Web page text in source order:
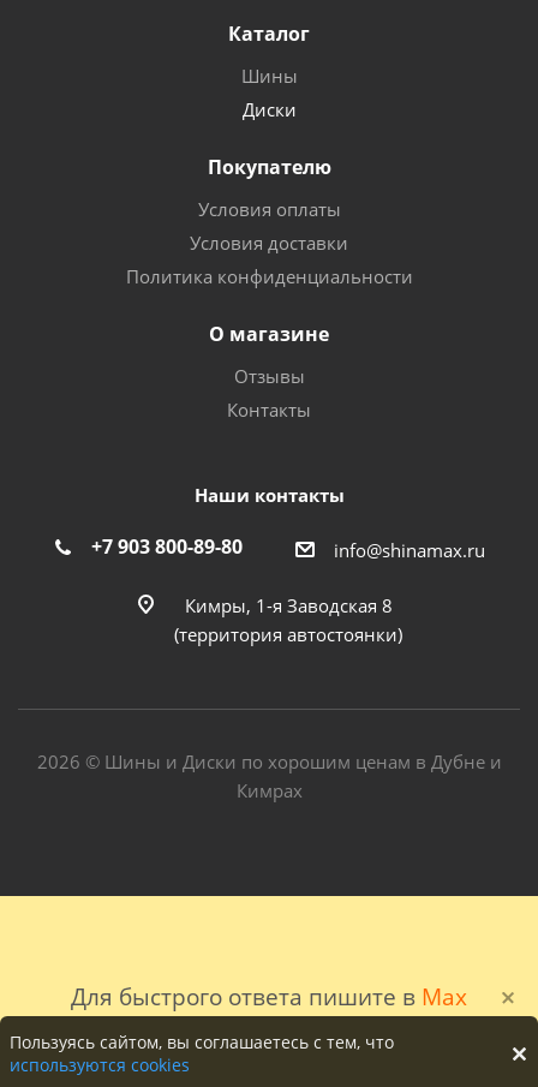
Для быстрого ответа пишите в Max
Каталог
Шины
Диски
Покупателю
Условия оплаты
Условия доставки
Политика конфиденциальности
О магазине
Отзывы
Контакты
Наши контакты
+7 903 800-89-80 info@shinamax.ru
Кимры, 1-я Заводская 8
(территория автостоянки)
2026 © Шины и Диски по хорошим ценам в Дубне и
Кимрах
Пользуясь сайтом, вы соглашаетесь с тем, что
используются cookies